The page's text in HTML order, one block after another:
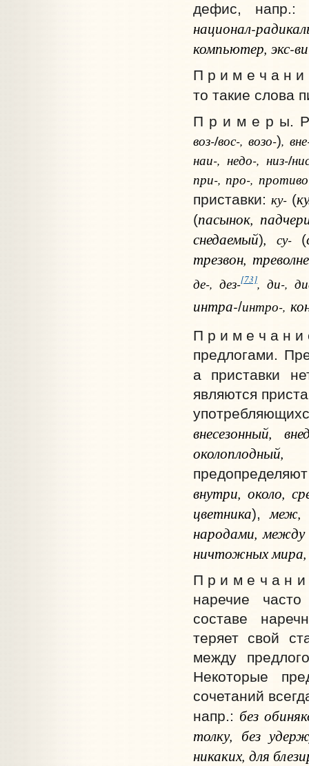
дефис,
национал-
компьютер, экс-
П р и м е ч а н и
то такие слова
П р и м е р ы.
воз-/вос-, возо-),
наи-, недо-, низ-/
при-, про-,
приставки:ку- (
(пасынок,
снедаемый), су-(
трезвон,
де-, дез-[73], ди-,
интра-/интро-,
П р и м е ч а н и
предлогами.
а приставки
являются
внесезонный,
околоплодный,
внутри, около,
цветника),меж,
народами, между
ничтожных мира,
П р и м е ч а н и
наречие
составе
теряет свой
между
Некоторые
сочетаний
напр.: без
толку, без
никаких, для